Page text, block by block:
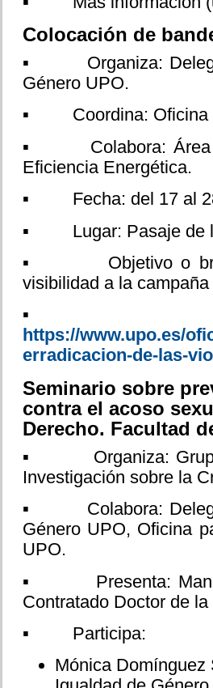
Colocación de
▪ Organiza:
Género UPO.
▪ Coordina: Oficina
▪ Colabora: Área de
Eficiencia Energética.
▪ Fecha: del 17 al 28
▪ Lugar: Pasaje de
▪ Objetivo o breve
visibilidad a la
▪ Más
https://www.upo.es/
erradicacion-de-las-
Seminario sobre
contra el acoso
Derecho. Facultad
▪ Organiza: Grupo
Investigación sobre la
▪ Colabora:
Género UPO, Oficina
UPO.
▪ Presenta: Manuel
Contratado Doctor de
▪ Participa:
Mónica Domínguez